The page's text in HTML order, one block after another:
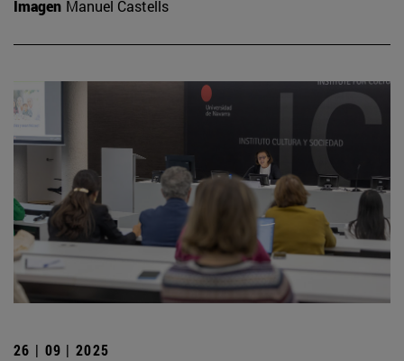
Imagen Manuel Castells
26 | 09 | 2025